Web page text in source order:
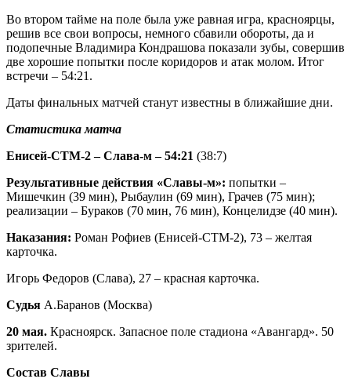
Во втором тайме на поле была уже равная игра, красноярцы,
решив все свои вопросы, немного сбавили обороты, да и
подопечные Владимира Кондрашова показали зубы, совершив
две хорошие попытки после коридоров и атак молом. Итог
встречи – 54:21.
Даты финальных матчей станут известны в ближайшие дни.
Статистика матча
Енисей-СТМ-2 – Слава-м – 54:21 (38:7)
Результативные действия «Славы-м»: попытки –
Мишечкин (39 мин), Рыбаулин (69 мин), Грачев (75 мин);
реализации – Бураков (70 мин, 76 мин), Концелидзе (40 мин).
Наказания: Роман Рофиев (Енисей-СТМ-2), 73 – желтая
карточка.
Игорь Федоров (Слава), 27 – красная карточка.
Судья А.Баранов (Москва)
20 мая. Красноярск. Запасное поле стадиона «Авангард». 50
зрителей.
Состав Славы